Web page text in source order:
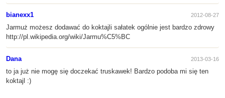
bianexx1 2012-08-27
Jarmuż możesz dodawać do koktajli sałatek ogólnie jest bardzo zdrowy
http://pl.wikipedia.org/wiki/Jarmu%C5%BC
Dana 2013-03-16
to ja już nie mogę się doczekać truskawek! Bardzo podoba mi się ten
koktajl :)